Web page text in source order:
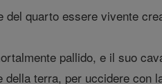
quarto essere vivente
pallido, e il suo
terra, per uccidere con